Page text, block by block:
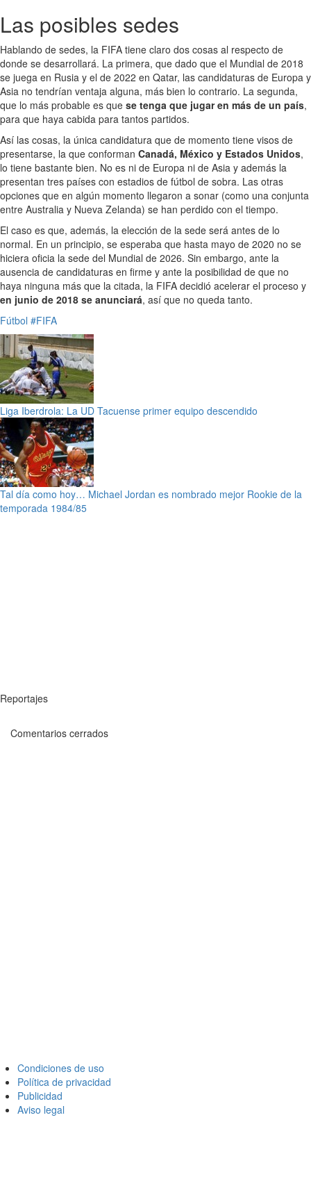
Las posibles sedes
Hablando de sedes, la FIFA tiene claro dos cosas al respecto de
donde se desarrollará. La primera, que dado que el Mundial de 2018
se juega en Rusia y el de 2022 en Qatar, las candidaturas de Europa y
Asia no tendrían ventaja alguna, más bien lo contrario. La segunda,
que lo más probable es que se tenga que jugar en más de un país,
para que haya cabida para tantos partidos.
Así las cosas, la única candidatura que de momento tiene visos de
presentarse, la que conforman Canadá, México y Estados Unidos,
lo tiene bastante bien. No es ni de Europa ni de Asia y además la
presentan tres países con estadios de fútbol de sobra. Las otras
opciones que en algún momento llegaron a sonar (como una conjunta
entre Australia y Nueva Zelanda) se han perdido con el tiempo.
El caso es que, además, la elección de la sede será antes de lo
normal. En un principio, se esperaba que hasta mayo de 2020 no se
hiciera oficia la sede del Mundial de 2026. Sin embargo, ante la
ausencia de candidaturas en firme y ante la posibilidad de que no
haya ninguna más que la citada, la FIFA decidió acelerar el proceso y
en junio de 2018 se anunciará, así que no queda tanto.
Fútbol #FIFA
Liga Iberdrola: La UD Tacuense primer equipo descendido
Tal día como hoy… Michael Jordan es nombrado mejor Rookie de la
temporada 1984/85
Reportajes
Comentarios cerrados
Condiciones de uso
Política de privacidad
Publicidad
Aviso legal